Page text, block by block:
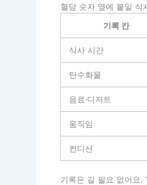
혈당 숫자 옆에 붙일 식
기록 칸
식사 시간
탄수화물
음료·디저트
움직임
컨디션
기록은 길 필요 없어요.